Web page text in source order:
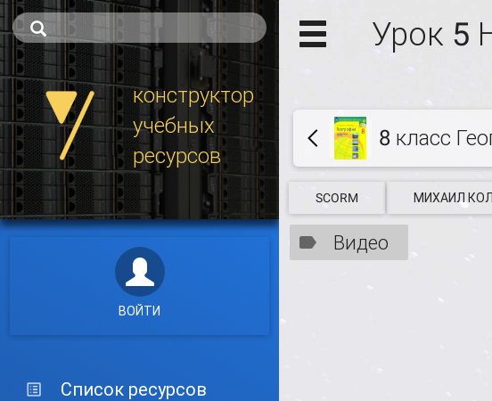
конструктор
учебных
ресурсов
ВОЙТИ
Список ресурсов
Урок 5
8 класс
SCORM МИХАИЛ
Видео